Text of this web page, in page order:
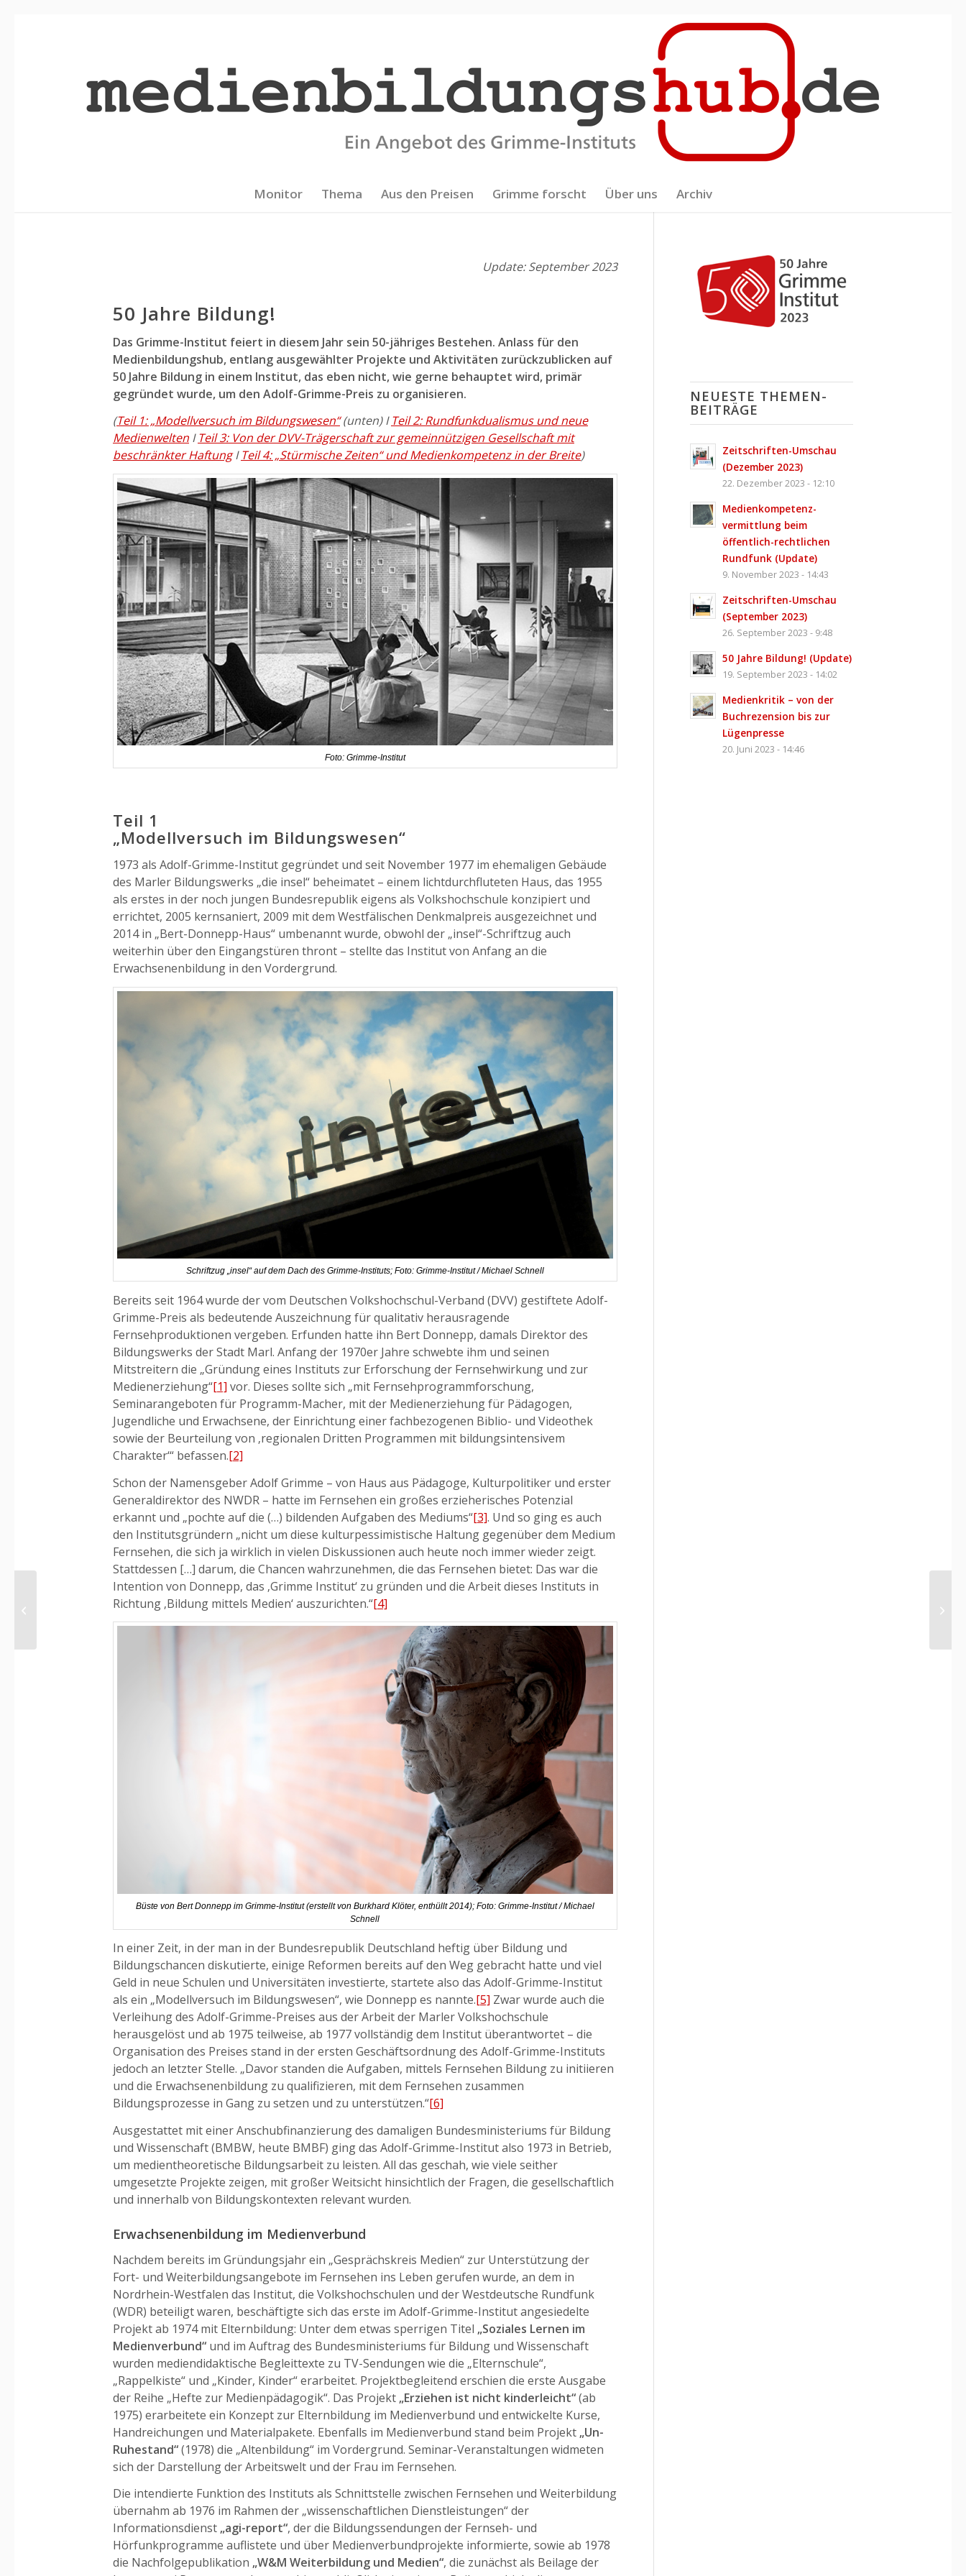
Monitor Thema Aus den Preisen Grimme forscht Über uns Archiv
Update: September 2023
50 Jahre Bildung!
Das Grimme-Institut feiert in diesem Jahr sein 50-jähriges Bestehen. Anlass für den
Medienbildungshub, entlang ausgewählter Projekte und Aktivitäten zurückzublicken auf
50 Jahre Bildung in einem Institut, das eben nicht, wie gerne behauptet wird, primär
gegründet wurde, um den Adolf-Grimme-Preis zu organisieren.
(Teil 1: „Modellversuch im Bildungswesen“(unten) ITeil 2: Rundfunkdualismus und neue
Medienwelten ITeil 3: Von der DVV-Trägerschaft zur gemeinnützigen Gesellschaft mit
beschränkter HaftungITeil 4: „Stürmische Zeiten“ und Medienkompetenz in der Breite)
Foto: Grimme-Institut
Teil 1
„Modellversuch im Bildungswesen“
1973 als Adolf-Grimme-Institut gegründet und seit November 1977 im ehemaligen Gebäude
des Marler Bildungswerks „die insel“ beheimatet – einem lichtdurchfluteten Haus, das 1955
als erstes in der noch jungen Bundesrepublik eigens als Volkshochschule konzipiert und
errichtet, 2005 kernsaniert, 2009 mit dem Westfälischen Denkmalpreis ausgezeichnet und
2014 in „Bert-Donnepp-Haus“ umbenannt wurde, obwohl der „insel“-Schriftzug auch
weiterhin über den Eingangstüren thront – stellte das Institut von Anfang an die
Erwachsenenbildung in den Vordergrund.
Schriftzug „insel“ auf dem Dach des Grimme-Instituts; Foto: Grimme-Institut / Michael Schnell
Bereits seit 1964 wurde der vom Deutschen Volkshochschul-Verband (DVV) gestiftete Adolf-
Grimme-Preis als bedeutende Auszeichnung für qualitativ herausragende
Fernsehproduktionen vergeben. Erfunden hatte ihn Bert Donnepp, damals Direktor des
Bildungswerks der Stadt Marl. Anfang der 1970er Jahre schwebte ihm und seinen
Mitstreitern die „Gründung eines Instituts zur Erforschung der Fernsehwirkung und zur
Medienerziehung“[1] vor. Dieses sollte sich „mit Fernsehprogrammforschung,
Seminarangeboten für Programm-Macher, mit der Medienerziehung für Pädagogen,
Jugendliche und Erwachsene, der Einrichtung einer fachbezogenen Biblio- und Videothek
sowie der Beurteilung von ‚regionalen Dritten Programmen mit bildungsintensivem
Charakter‘“ befassen.[2]
Schon der Namensgeber Adolf Grimme – von Haus aus Pädagoge, Kulturpolitiker und erster
Generaldirektor des NWDR – hatte im Fernsehen ein großes erzieherisches Potenzial
erkannt und „pochte auf die (…) bildenden Aufgaben des Mediums“[3]. Und so ging es auch
den Institutsgründern „nicht um diese kulturpessimistische Haltung gegenüber dem Medium
Fernsehen, die sich ja wirklich in vielen Diskussionen auch heute noch immer wieder zeigt.
Stattdessen […] darum, die Chancen wahrzunehmen, die das Fernsehen bietet: Das war die
Intention von Donnepp, das ‚Grimme Institut‘ zu gründen und die Arbeit dieses Instituts in
Richtung ‚Bildung mittels Medien‘ auszurichten.“[4]
Büste von Bert Donnepp im Grimme-Institut (erstellt von Burkhard Klöter, enthüllt 2014); Foto: Grimme-Institut / Michael
Schnell
In einer Zeit, in der man in der Bundesrepublik Deutschland heftig über Bildung und
Bildungschancen diskutierte, einige Reformen bereits auf den Weg gebracht hatte und viel
Geld in neue Schulen und Universitäten investierte, startete also das Adolf-Grimme-Institut
als ein „Modellversuch im Bildungswesen“, wie Donnepp es nannte.[5] Zwar wurde auch die
Verleihung des Adolf-Grimme-Preises aus der Arbeit der Marler Volkshochschule
herausgelöst und ab 1975 teilweise, ab 1977 vollständig dem Institut überantwortet – die
Organisation des Preises stand in der ersten Geschäftsordnung des Adolf-Grimme-Instituts
jedoch an letzter Stelle. „Davor standen die Aufgaben, mittels Fernsehen Bildung zu initiieren
und die Erwachsenenbildung zu qualifizieren, mit dem Fernsehen zusammen
Bildungsprozesse in Gang zu setzen und zu unterstützen.“[6]
Ausgestattet mit einer Anschubfinanzierung des damaligen Bundesministeriums für Bildung
und Wissenschaft (BMBW, heute BMBF) ging das Adolf-Grimme-Institut also 1973 in Betrieb,
um medientheoretische Bildungsarbeit zu leisten. All das geschah, wie viele seither
umgesetzte Projekte zeigen, mit großer Weitsicht hinsichtlich der Fragen, die gesellschaftlich
und innerhalb von Bildungskontexten relevant wurden.
Erwachsenenbildung im Medienverbund
Nachdem bereits im Gründungsjahr ein „Gesprächskreis Medien“ zur Unterstützung der
Fort- und Weiterbildungsangebote im Fernsehen ins Leben gerufen wurde, an dem in
Nordrhein-Westfalen das Institut, die Volkshochschulen und der Westdeutsche Rundfunk
(WDR) beteiligt waren, beschäftigte sich das erste im Adolf-Grimme-Institut angesiedelte
Projekt ab 1974 mit Elternbildung: Unter dem etwas sperrigen Titel „Soziales Lernen im
Medienverbund“ und im Auftrag des Bundesministeriums für Bildung und Wissenschaft
wurden mediendidaktische Begleittexte zu TV-Sendungen wie die „Elternschule“,
„Rappelkiste“ und „Kinder, Kinder“ erarbeitet. Projektbegleitend erschien die erste Ausgabe
der Reihe „Hefte zur Medienpädagogik“. Das Projekt „Erziehen ist nicht kinderleicht“(ab
1975) erarbeitete ein Konzept zur Elternbildung im Medienverbund und entwickelte Kurse,
Handreichungen und Materialpakete. Ebenfalls im Medienverbund stand beim Projekt „Un-
Ruhestand“(1978) die „Altenbildung“ im Vordergrund. Seminar-Veranstaltungen widmeten
sich der Darstellung der Arbeitswelt und der Frau im Fernsehen.
Die intendierte Funktion des Instituts als Schnittstelle zwischen Fernsehen und Weiterbildung
übernahm ab 1976 im Rahmen der „wissenschaftlichen Dienstleistungen“ der
Informationsdienst „agi-report“, der die Bildungssendungen der Fernseh- und
Hörfunkprogramme auflistete und über Medienverbundprojekte informierte, sowie ab 1978
die Nachfolgepublikation „W&M Weiterbildung und Medien“, die zunächst als Beilage der
NEUESTE THEMEN-
BEITRÄGE
Zeitschriften-Umschau
(Dezember 2023)
22. Dezember 2023 - 12:10
Medienkompetenz­
vermittlung beim
öffentlich-rechtlichen
Rundfunk (Update)
9. November 2023 - 14:43
Zeitschriften-Umschau
(September 2023)
26. September 2023 - 9:48
50 Jahre Bildung! (Update)
19. September 2023 - 14:02
Medienkritik – von der
Buchrezension bis zur
Lügenpresse
20. Juni 2023 - 14:46
Medienkritik – von der
Buchrezension bis zur